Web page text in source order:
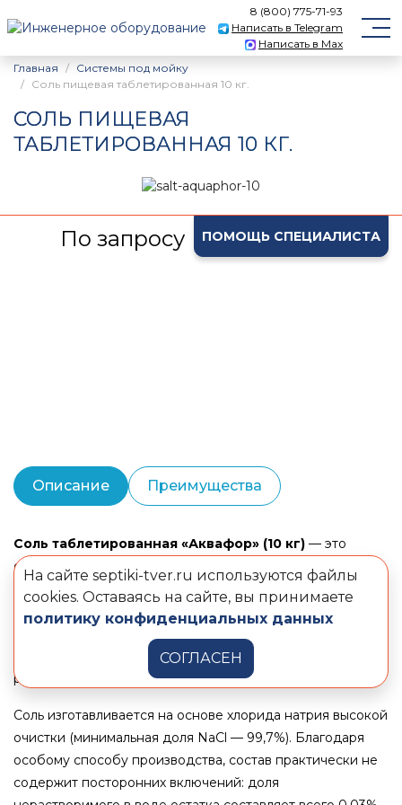
8 (800) 775-71-93
Написать в Telegram
Написать в Max
Главная
Системы под мойку
Соль пищевая таблетированная 10 кг.
СОЛЬ ПИЩЕВАЯ
ТАБЛЕТИРОВАННАЯ 10 КГ.
По запросу ПОМОЩЬ СПЕЦИАЛИСТА
Описание Преимущества
Соль таблетированная «Аквафор» (10 кг) — это
специализированный расходный материал,
разработанный для систем водоумягчения. Продукт
выпускается в виде спрессованных таблеток диаметром
дозированное и равномерное растворение в баке
регенерации.
Соль изготавливается на основе хлорида натрия высокой
очистки (минимальная доля NaCl — 99,7%). Благодаря
особому способу производства, состав практически не
содержит посторонних включений: доля
На сайте septiki-tver.ru используются файлы
cookies. Оставаясь на сайте, вы принимаете
политику конфиденциальных данных
СОГЛАСЕН